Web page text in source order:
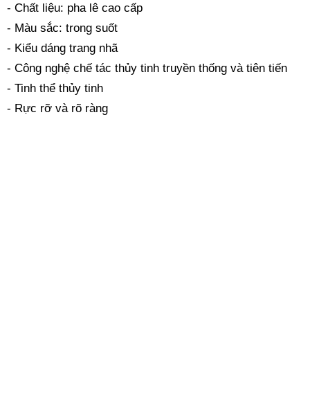
- Chất liệu: pha lê cao cấp
- Màu sắc: trong suốt
- Kiểu dáng trang nhã
- Công nghệ chế tác thủy tinh truyền thống và tiên tiến
- Tinh thể thủy tinh
- Rực rỡ và rõ ràng